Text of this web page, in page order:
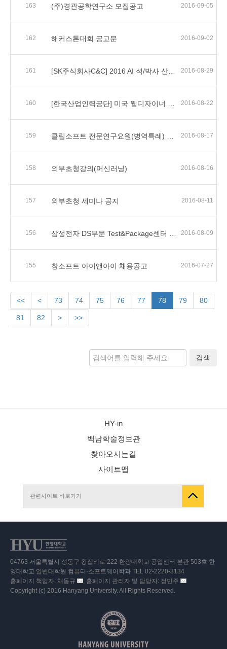
163 (주)경관공학연구소 모집공고 2016-09-05
162 해커스톤대회 공고문 2016-09-02
161 2016-08-29
160 2016-08-22
159 2016-08-17
158 외부초청강의(머신러닝) 2016-08-16
157 외부초청 세미나 공지 2016-08-11
156 2016-08-09
155 창소프트 아이앤아이 채용공고 2016-07-27
<< < 73 74 75 76 77 78 79 80
81 82 > >>
검색
HY-in
백남학술정보관
찾아오시는길
사이트맵
04763 서울특별시 성동구 왕십리로 222 한양대학교 공업센터 본관 503호 한
양대학교 일반대학원 컴퓨터·소프트웨어학과 TEL 02-2220-3134
홈페이지 책임자: 채동규 이
메
, 홈페이지 관리자 및 담당자: 정민주 이
Copyright (c) 2016 Hanyang University. All Rights Reserved.
관련사이트 바로가기